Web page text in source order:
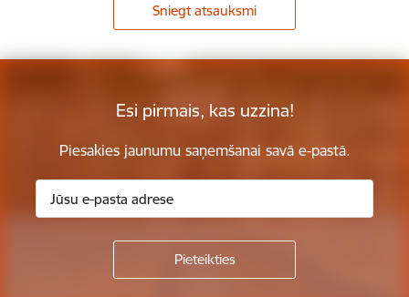
Sniegt atsauksmi
Esi pirmais, kas uzzina!
Piesakies jaunumu saņemšanai savā e-pastā.